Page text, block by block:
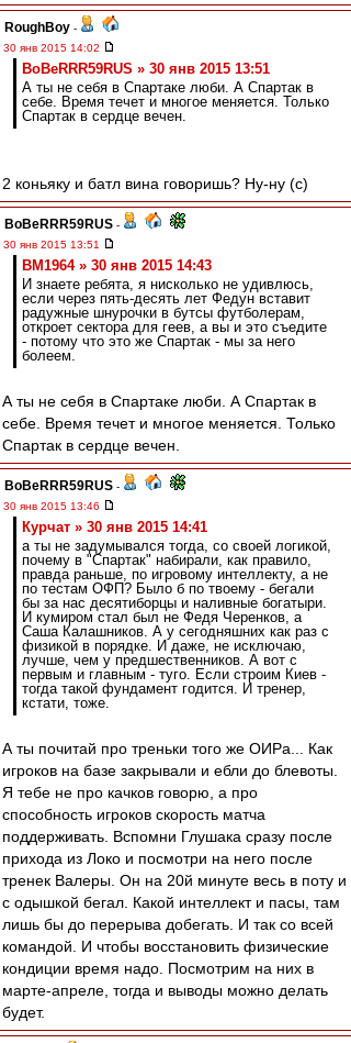
RoughBoy -
30 янв 2015 14:02
BoBeRRR59RUS » 30 янв 2015 13:51
А ты не себя в Спартаке люби. А Спартак в
себе. Время течет и многое меняется. Только
Спартак в сердце вечен.
2 коньяку и батл вина говоришь? Ну-ну (с)
BoBeRRR59RUS -
30 янв 2015 13:51
BM1964 » 30 янв 2015 14:43
И знаете ребята, я нисколько не удивлюсь,
если через пять-десять лет Федун вставит
радужные шнурочки в бутсы футболерам,
откроет сектора для геев, а вы и это съедите
- потому что это же Спартак - мы за него
болеем.
А ты не себя в Спартаке люби. А Спартак в
себе. Время течет и многое меняется. Только
Спартак в сердце вечен.
BoBeRRR59RUS -
30 янв 2015 13:46
Курчат » 30 янв 2015 14:41
а ты не задумывался тогда, со своей логикой,
почему в "Спартак" набирали, как правило,
правда раньше, по игровому интеллекту, а не
по тестам ОФП? Было б по твоему - бегали
бы за нас десятиборцы и наливные богатыри.
И кумиром стал был не Федя Черенков, а
Саша Калашников. А у сегодняшних как раз с
физикой в порядке. И даже, не исключаю,
лучше, чем у предшественников. А вот с
первым и главным - туго. Если строим Киев -
тогда такой фундамент годится. И тренер,
кстати, тоже.
А ты почитай про треньки того же ОИРа... Как
игроков на базе закрывали и ебли до блевоты.
Я тебе не про качков говорю, а про
способность игроков скорость матча
поддерживать. Вспомни Глушака сразу после
прихода из Локо и посмотри на него после
тренек Валеры. Он на 20й минуте весь в поту и
с одышкой бегал. Какой интеллект и пасы, там
лишь бы до перерыва добегать. И так со всей
командой. И чтобы восстановить физические
кондиции время надо. Посмотрим на них в
марте-апреле, тогда и выводы можно делать
будет.